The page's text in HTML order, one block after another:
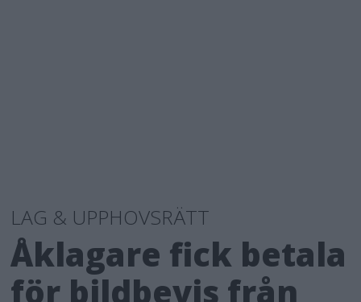
LAG & UPPHOVSRÄTT
Åklagare fick betala
för bildbevis från